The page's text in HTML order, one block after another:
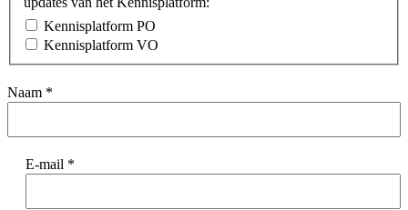
Kennisplatform PO
Kennisplatform VO
Naam *
E-mail *